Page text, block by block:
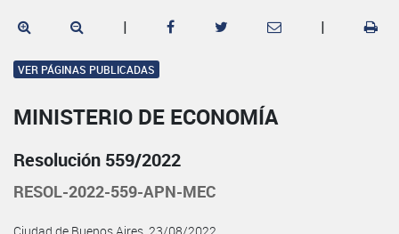
| |
VER PÁGINAS PUBLICADAS
MINISTERIO DE ECONOMÍA
Resolución 559/2022
RESOL-2022-559-APN-MEC
Ciudad de Buenos Aires, 23/08/2022